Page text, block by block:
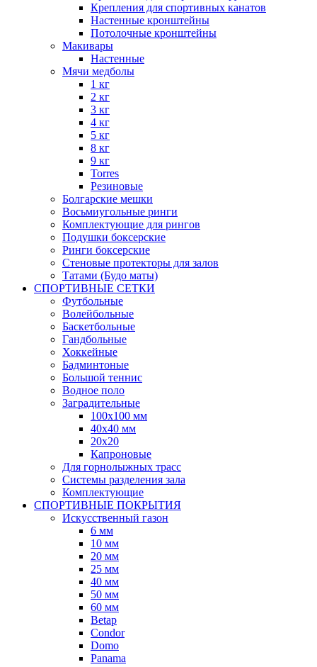
Крепления для спортивных канатов
Настенные кронштейны
Потолочные кронштейны
Макивары
Настенные
Мячи медболы
1 кг
2 кг
3 кг
4 кг
5 кг
8 кг
9 кг
Torres
Резиновые
Болгарские мешки
Восьмиугольные ринги
Комплектующие для рингов
Подушки боксерские
Ринги боксерские
Стеновые протекторы для залов
Татами (Будо маты)
СПОРТИВНЫЕ СЕТКИ
Футбольные
Волейбольные
Баскетбольные
Гандбольные
Хоккейные
Бадминтоные
Большой теннис
Водное поло
Заградительные
100х100 мм
40х40 мм
20х20
Капроновые
Для горнолыжных трасс
Системы разделения зала
Комплектующие
СПОРТИВНЫЕ ПОКРЫТИЯ
Искусственный газон
6 мм
10 мм
20 мм
25 мм
40 мм
50 мм
60 мм
Betap
Condor
Domo
Panama